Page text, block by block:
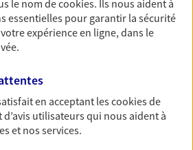
ce nouveau chapitre de
d'un expert. Découvrez
pour la retraite.
le nom decookies. Ils nous aident à
essentielles pour garantir la sécurité
expérience en ligne, dans le
en acceptant lescookiesde
d’avis utilisateurs qui nous aident à
et nos services.